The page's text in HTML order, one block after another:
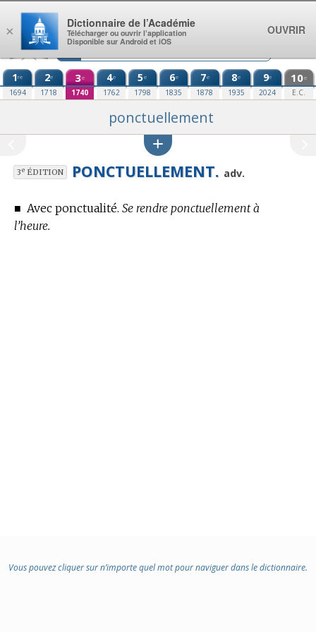
Aller au contenu
1re
1694
2e
1718
3e
1740
4e
1762
5e
1798
6e
1835
7e
1878
8e
1935
9e
2024
10e
E.C.
ponctuellement
3eÉDITION PONCTUELLEMENT. adv.
■ Avec ponctualité. Se rendre ponctuellement à
l’heure.
Vous pouvez cliquer sur n’importe quel mot pour naviguer dans le dictionnaire.
×
Dictionnaire de l’Académie
Télécharger ou ouvrir l’application
Disponible sur Android et iOS
OUVRIR